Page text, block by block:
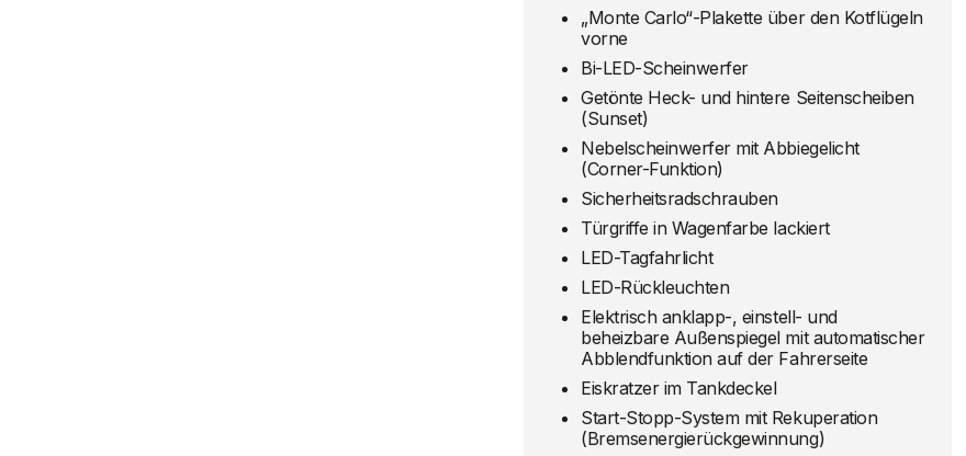
„Monte Carlo“-Plakette über den Kotflügeln
vorne
Bi-LED-Scheinwerfer
Getönte Heck- und hintere Seitenscheiben
(Sunset)
Nebelscheinwerfer mit Abbiegelicht
(Corner-Funktion)
Sicherheitsradschrauben
Türgriffe in Wagenfarbe lackiert
LED-Tagfahrlicht
LED-Rückleuchten
Elektrisch anklapp-, einstell- und
beheizbare Außenspiegel mit automatischer
Abblendfunktion auf der Fahrerseite
Eiskratzer im Tankdeckel
Start-Stopp-System mit Rekuperation
(Bremsenergierückgewinnung)